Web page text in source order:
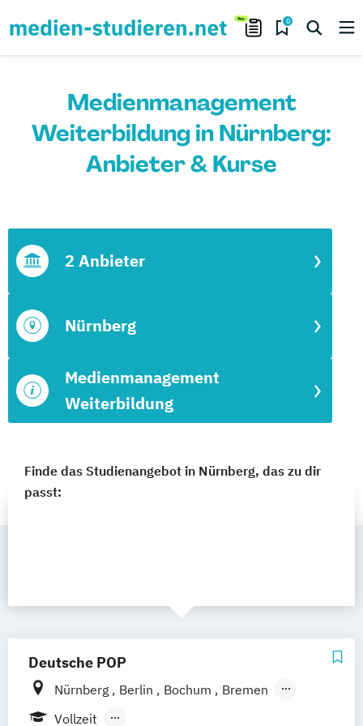
0
Medienmanagement
Weiterbildung in Nürnberg:
Anbieter & Kurse
Medienmanagement
Weiterbildung
Nürnberg
2 Anbieter
Finde das Studienangebot in Nürnberg, das zu dir
passt:
Deutsche POP
Nürnberg Berlin Bochum
Bremen
Dresden
Vollzeit